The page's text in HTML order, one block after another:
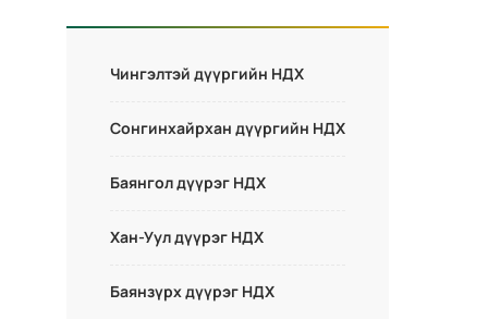
Чингэлтэй дүүргийн НДХ
Сонгинхайрхан дүүргийн НДХ
Баянгол дүүрэг НДХ
Хан-Уул дүүрэг НДХ
Баянзүрх дүүрэг НДХ